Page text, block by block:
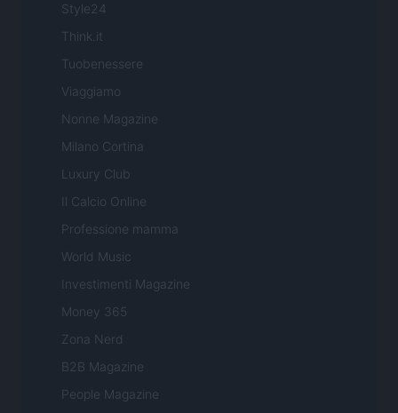
Style24
Think.it
Tuobenessere
Viaggiamo
Nonne Magazine
Milano Cortina
Luxury Club
Il Calcio Online
Professione mamma
World Music
Investimenti Magazine
Money 365
Zona Nerd
B2B Magazine
People Magazine